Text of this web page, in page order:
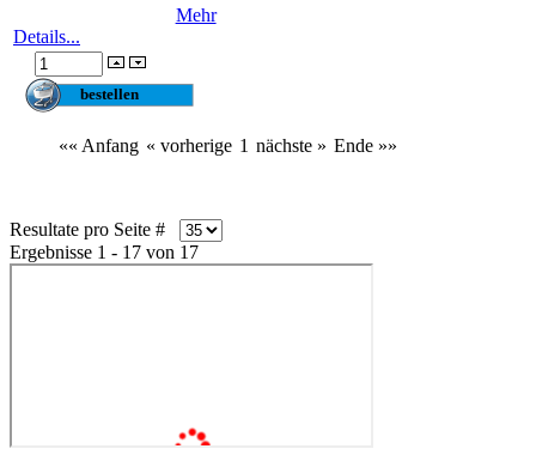
Mehr
Details...
«« Anfang « vorherige 1 nächste » Ende »»
Resultate pro Seite #
Ergebnisse 1 - 17 von 17